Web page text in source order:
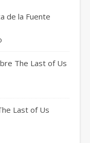
de la Fuente
The Last of Us
Last of Us